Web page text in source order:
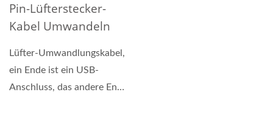
Pin-Lüfterstecker-
Kabel Umwandeln
Lüfter-Umwandlungskabel,
ein Ende ist ein USB-
Anschluss, das andere Ende